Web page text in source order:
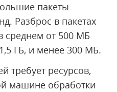
пакеты
Разброс в пакетах
от 500 МБ
ГБ, и менее 300 МБ.
требует ресурсов,
машине обработки